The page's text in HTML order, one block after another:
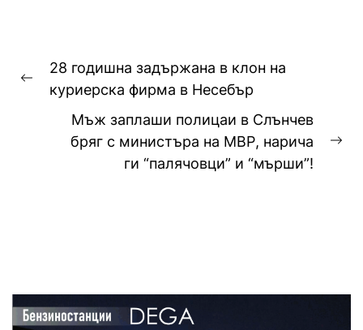
Навигация
Previous
28 годишна задържана в клон на
куриерска фирма в Несебър
Мъж заплаши полицаи в Слънчев
бряг с министъра на МВР, нарича
ги “палячовци” и “мърши”!